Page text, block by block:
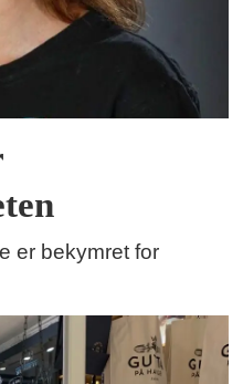
er bekymret for